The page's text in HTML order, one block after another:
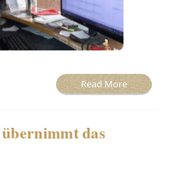
Read More
das